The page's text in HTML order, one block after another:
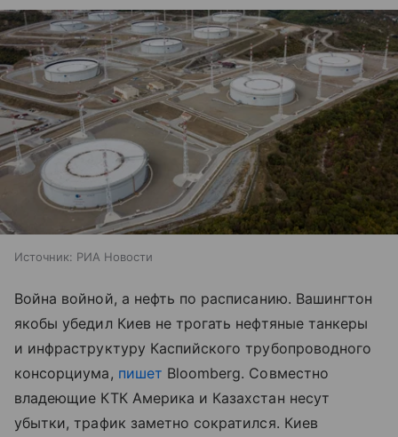
Источник: РИА Новости
Война войной, а нефть по расписанию. Вашингтон
якобы убедил Киев не трогать нефтяные танкеры
и инфраструктуру Каспийского трубопроводного
консорциума, пишет Bloomberg. Совместно
владеющие КТК Америка и Казахстан несут
убытки, трафик заметно сократился. Киев